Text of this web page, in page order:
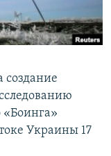
создание
Украины 17